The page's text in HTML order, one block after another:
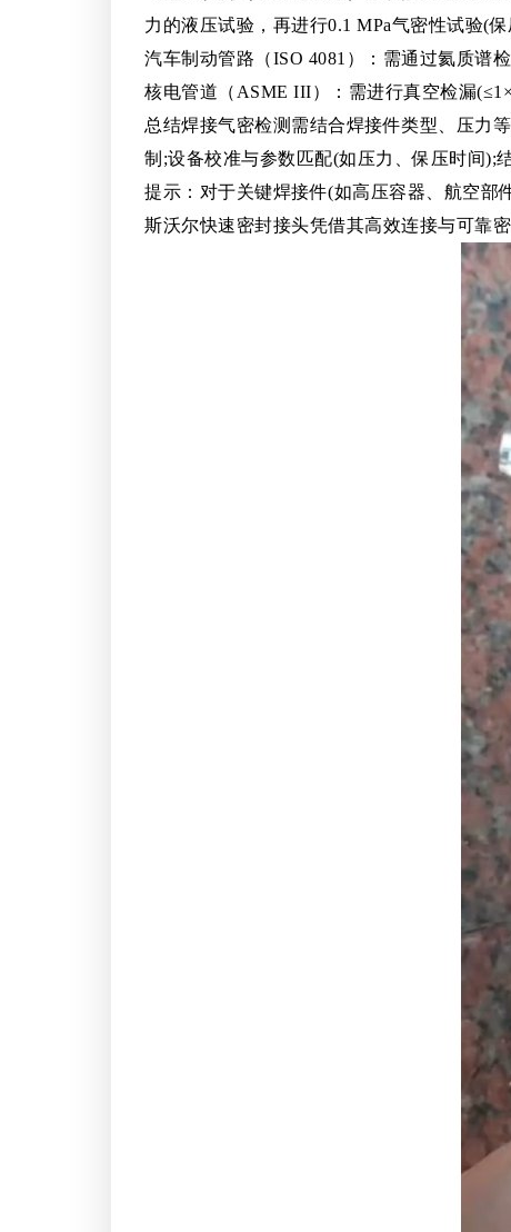
力的液压试验，再进行0.1 MPa气密性试验(
汽车制动管路（ISO 4081）：需通过氦质谱
核电管道（ASME III）：需进行真空检漏
总结焊接气密检测需结合焊接件类型、压力
制;设备校准与参数匹配(如压力、保压时间);
提示：对于关键焊接件(如高压容器、航空部
斯沃尔快速密封接头凭借其高效连接与可靠